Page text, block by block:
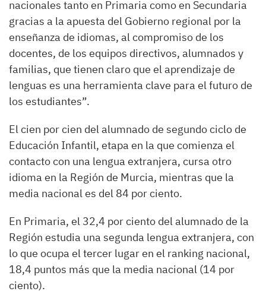
nacionales tanto en Primaria como en Secundaria
gracias a la apuesta del Gobierno regional por la
enseñanza de idiomas, al compromiso de los
docentes, de los equipos directivos, alumnados y
familias, que tienen claro que el aprendizaje de
lenguas es una herramienta clave para el futuro de
los estudiantes”.
El cien por cien del alumnado de segundo ciclo de
Educación Infantil, etapa en la que comienza el
contacto con una lengua extranjera, cursa otro
idioma en la Región de Murcia, mientras que la
media nacional es del 84 por ciento.
En Primaria, el 32,4 por ciento del alumnado de la
Región estudia una segunda lengua extranjera, con
lo que ocupa el tercer lugar en el ranking nacional,
18,4 puntos más que la media nacional (14 por
ciento).